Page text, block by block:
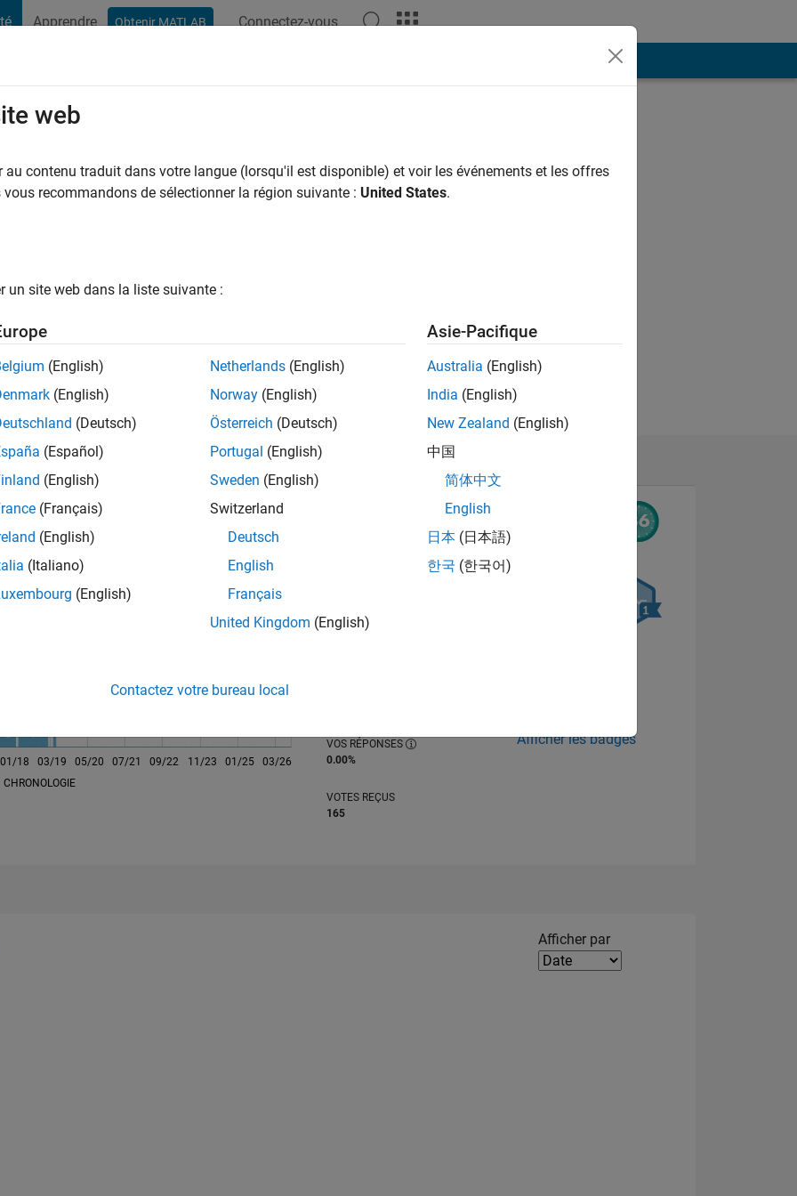
Apprendre Obtenir MATLAB Connectez-vous
language team from 1997 through Feb 2019. Now an independent agent
Consulting. Look for an additional profile here.
my own and not those of MathWorks. I do not make policy, or official
the MathWorks.
L
01/18 01/25 03/26
03/19 05/20 07/21 09/22
11/23
CHRONOLOGIE
832
VOS RÉPONSES
0.00%
VOTES REÇUS
165
Afficher les badges
Filter2
Afficher par
web
au contenu traduit dans votre langue (lorsqu'il est disponible) et voir les événements et les offres
vous recommandons de sélectionner la région suivante : United States.
un site web dans la liste suivante :
(English)
(English)
(Deutsch)
(Español)
(English)
(Français)
(English)
(Italiano)
(English)
Netherlands (English)
Norway (English)
Österreich (Deutsch)
Portugal (English)
Sweden (English)
Switzerland
Deutsch
English
Français
United Kingdom (English)
Asie-Pacifique
Australia (English)
India (English)
New Zealand (English)
中国
简体中文
English
日本 (日本語)
한국 (한국어)
Contactez votre bureau local